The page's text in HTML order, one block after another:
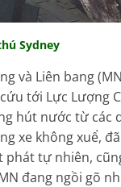
và Liên bang
tới Lực Lượng
hút nước từ các
xe không xuể,
phát tự nhiên,
đang ngồi gõ